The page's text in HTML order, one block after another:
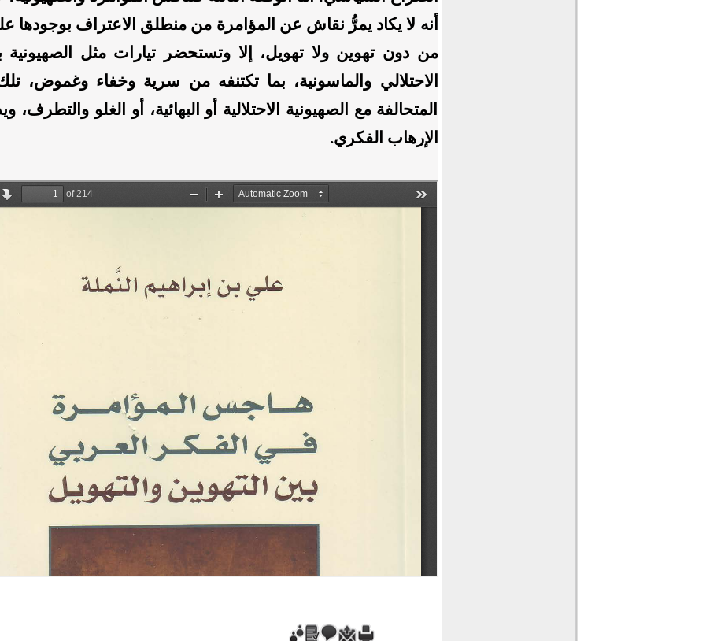
أنه لا يكاد يمرُّ نقاش عن المؤامرة من منطلق الاعتراف بوجودها
من دون تهوين ولا تهويل، إلا وتستحضر تيارات مثل الصهيونية
الاحتلالي والماسونية، بما تكتنفه من سرية وخفاء وغموض،
المتحالفة مع الصهيونية الاحتلالية أو البهائية، أو الغلو والتطرف،
الإرهاب الفكري.